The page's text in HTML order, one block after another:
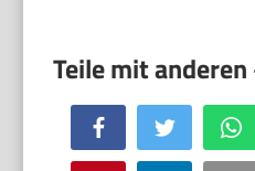
Facebook Twitter